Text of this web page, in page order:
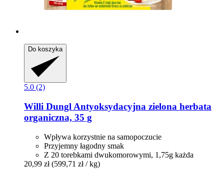
Do koszyka
5.0 (2)
Willi Dungl Antyoksydacyjna zielona herbata
organiczna, 35 g
Wpływa korzystnie na samopoczucie
Przyjemny łagodny smak
Z 20 torebkami dwukomorowymi, 1,75g każda
20,99 zł (599,71 zł / kg)